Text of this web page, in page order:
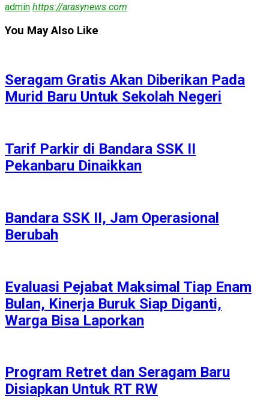
admin https://arasynews.com
You May Also Like
Seragam Gratis Akan Diberikan Pada
Murid Baru Untuk Sekolah Negeri
Tarif Parkir di Bandara SSK II
Pekanbaru Dinaikkan
Bandara SSK II, Jam Operasional
Berubah
Evaluasi Pejabat Maksimal Tiap Enam
Bulan, Kinerja Buruk Siap Diganti,
Warga Bisa Laporkan
Program Retret dan Seragam Baru
Disiapkan Untuk RT RW